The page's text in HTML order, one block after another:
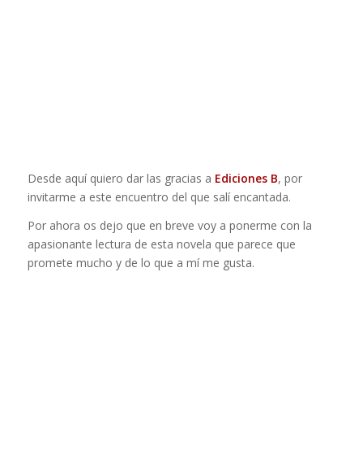
Desde aquí quiero dar las gracias a Ediciones B, por
invitarme a este encuentro del que salí encantada.
Por ahora os dejo que en breve voy a ponerme con la
apasionante lectura de esta novela que parece que
promete mucho y de lo que a mí me gusta.